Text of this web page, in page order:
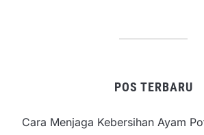
POS TERBARU
Cara Menjaga Kebersihan Ayam